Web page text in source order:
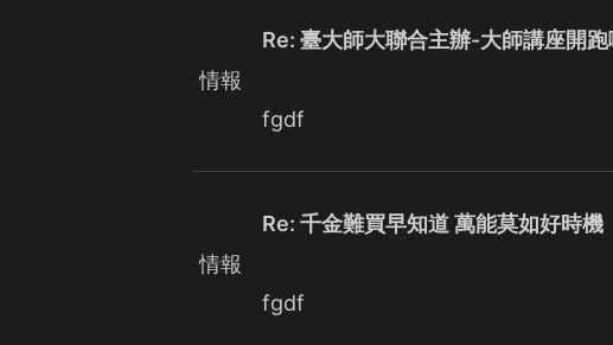
情報
Re: 臺大師大聯合主辦-大師講座開跑
fgdf
情報
Re: 千金難買早知道 萬能莫如好時機
fgdf